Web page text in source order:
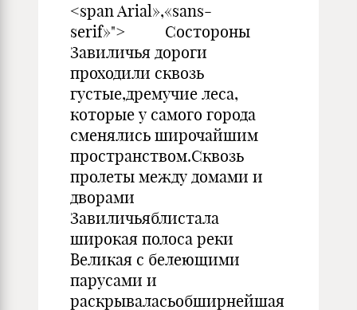
<span Arial»,«sans-
serif»"> Состороны
Завиличья дороги
проходили сквозь
густые,дремучие леса,
которые у самого города
сменялись широчайшим
пространством.Сквозь
пролеты между домами и
дворами
Завиличьяблистала
широкая полоса реки
Великая с белеющими
парусами и
раскрываласьобширнейшая